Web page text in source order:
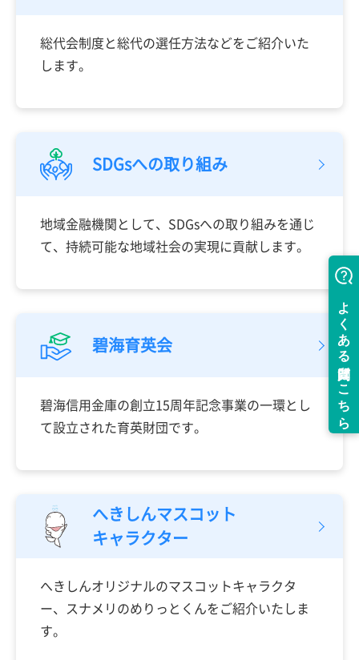
総代会制度と総代の選任方法などをご紹介いた
します。
SDGsへの取り組み
地域金融機関として、SDGsへの取り組みを通じ
て、持続可能な地域社会の実現に貢献します。
碧海育英会
碧海信用金庫の創立15周年記念事業の一環とし
て設立された育英財団です。
へきしんマスコット
キャラクター
へきしんオリジナルのマスコットキャラクタ
ー、スナメリのめりっとくんをご紹介いたしま
す。